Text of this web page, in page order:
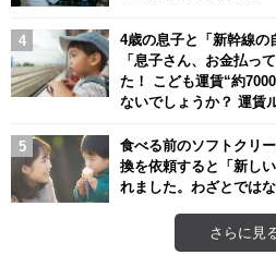
4歳の息子と「新幹線の
「息子さん、お金払っ
た！ こども運賃“約
ないでしょうか？ 運賃
食べる前のソフトクリ
換を依頼すると「新し
れました。わざとでは
さらに見